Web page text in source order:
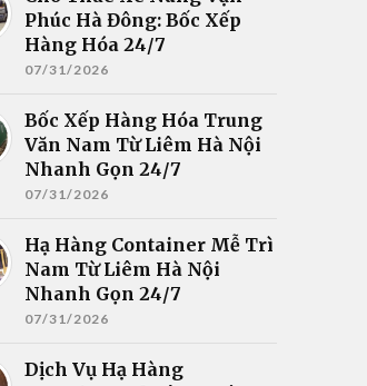
Phúc Hà Đông: Bốc Xếp
Hàng Hóa 24/7
07/31/2026
Bốc Xếp Hàng Hóa Trung
Văn Nam Từ Liêm Hà Nội
Nhanh Gọn 24/7
07/31/2026
Hạ Hàng Container Mễ Trì
Nam Từ Liêm Hà Nội
Nhanh Gọn 24/7
07/31/2026
Dịch Vụ Hạ Hàng